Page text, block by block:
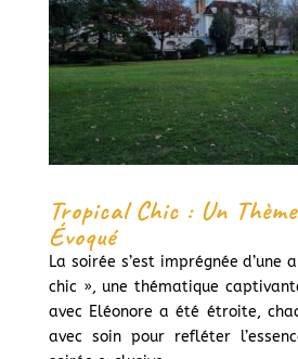
Tropical Chic : Un
Évoqué
La soirée s’est imprégnée d’une
chic », une thématique
avec Eléonore a été étroite,
avec soin pour refléter